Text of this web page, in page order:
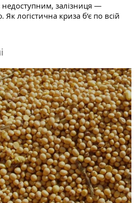
недоступним, залізниця —
логістична криза б’є по всій